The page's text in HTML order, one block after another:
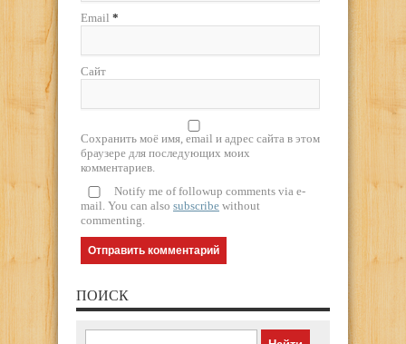
Email *
Сайт
Сохранить моё имя, email и адрес сайта в этом
браузере для последующих моих
комментариев.
Notify me of followup comments via e-
mail. You can also subscribe without
commenting.
ПОИСК